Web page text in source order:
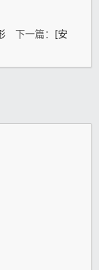
下一篇： [安